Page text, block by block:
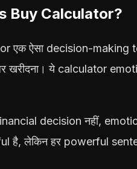
Buy Calculator?
एक ऐसा decision-making
खरीदना। ये calculator
decision नहीं,
है, लेकिन हर powerful